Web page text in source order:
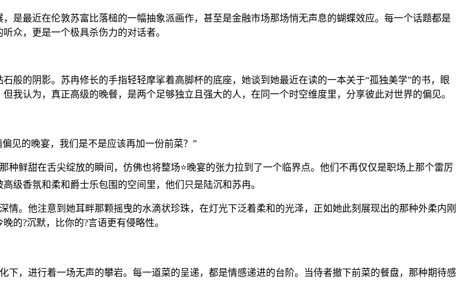
是最近在伦敦苏富比落槌的一幅抽象派画作，甚至是金融市场那场悄无声息的蝴蝶效应。每一个话题都是
众，更是一个极具杀伤力的对话者。
般的阴影。苏冉修长的手指轻轻摩挲着高脚杯的底座，她谈到她最近在读的一本关于“孤独美学”的书，眼
我认为，真正高级的晚餐，是两个足够独立且强大的人，在同一个时空维度里，分享彼此对世界的偏见。
见的晚宴，我们是不是应该再加一份前菜？”
鲜甜在舌尖绽放的瞬间，仿佛也将整场⭐晚宴的张力拉到了一个临界点。他们不再仅仅是职场上那个雷厉
级香氛和柔和爵士乐包围的空间里，他们只是陆沉和苏冉。
。他注意到她耳畔那颗摇曳的水滴状珍珠，在灯光下泛着柔和的光泽，正如她此刻展现出的那种外柔内刚
的?沉默，比你的?言语更有侵略性。
，进行着一场无声的攀岩。每一道菜的呈递，都是情感递进的台阶。当侍者撤下前菜的餐盘，那种期待感